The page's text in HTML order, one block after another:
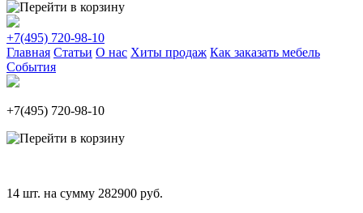
+7(495) 720-98-10
Главная Статьи О нас Хиты продаж Как заказать мебель
События
+7(495) 720-98-10
14 шт. на сумму 282900 руб.